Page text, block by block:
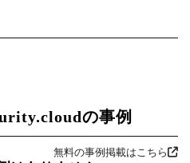
の事例
無料の事例掲載はこちら